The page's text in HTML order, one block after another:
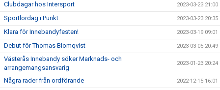
Clubdagar hos Intersport 2023-03-23 21:00
Sportlördag i Punkt 2023-03-23 20:35
Klara för Innebandyfesten! 2023-03-19 09:01
Debut för Thomas Blomqvist 2023-03-05 20:49
Västerås Innebandy söker Marknads- och
arrangemangsansvarig
2023-01-23 20:24
Några rader från ordförande 2022-12-15 16:01